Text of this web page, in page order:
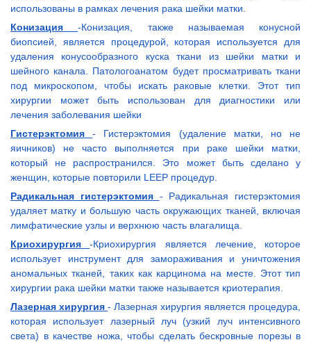
использованы в рамках лечения рака шейки матки.
Конизация-Конизация, также называемая конусной
биопсией, является процедурой, которая используется для
удаления конусообразного куска ткани из шейки матки и
шейного канала. Патологоанатом будет просматривать ткани
под микроскопом, чтобы искать раковые клетки. Этот тип
хирургии может быть использован для диагностики или
лечения заболевания шейки
Гистерэктомия- Гистерэктомия (удаление матки, но не
яичников) не часто выполняется при раке шейки матки,
который не распространился. Это может быть сделано у
женщин, которые повторили LEEP процедур.
Радикальная гистерэктомия - Радикальная гистерэктомия
удаляет матку и большую часть окружающих тканей, включая
лимфатические узлы и верхнюю часть влагалища.
Криохирургия-Криохирургия является лечение, которое
использует инструмент для замораживания и уничтожения
аномальных тканей, таких как карцинома на месте. Этот тип
хирургии рака шейки матки также называется криотерапия.
Лазерная хирургия - Лазерная хирургия является процедура,
которая использует лазерный луч (узкий луч интенсивного
света) в качестве ножа, чтобы сделать бескровные порезы в